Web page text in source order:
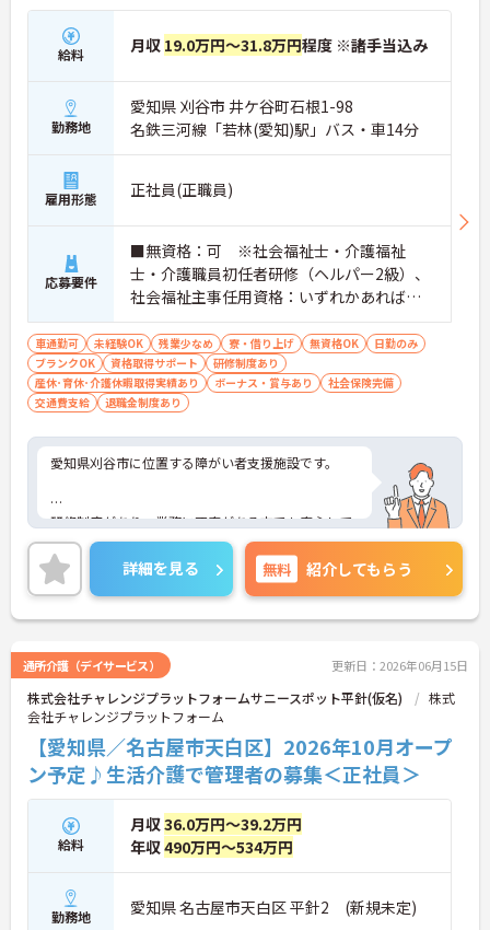
給料 月収 19.0万円～31.8万円程度 ※諸手当込み
勤務地
愛知県 刈谷市 井ケ谷町石根1-98
名鉄三河線「若林(愛知)駅」バス・車14分
雇用形態 正社員(正職員)
応募要件
■無資格：可 ※社会福祉士・介護福祉
士・介護職員初任者研修（ヘルパー2級）、
社会福祉主事任用資格：いずれかあれば尚
可 ■未経験・ブランク：可 ※PCス
キル：Word・Excelの基本的な操作 ■
普通自動車運転免許（AT限定可）
車通勤可 未経験OK 残業少なめ 寮・借り上げ 無資格OK
日勤のみ
ブランクOK
資格取得サポート
研修制度あり
産休･育休･介護休暇取得実績あり
ボーナス・賞与あり
社会保険完備
交通費支給
退職金制度あり
愛知県刈谷市に位置する障がい者支援施設です。
研修制度があり、業務に不安がある方でも安心して
ご勤務いただけます。また、年間休日は114日もあ
り、プライベートを大切にしながらご勤務いただけ
ます。
トをお伝えしますのでお気軽にお問い合わせくださ
いませ。
詳細を見る 無料 紹介してもらう
通所介護（デイサービス） 更新日：2026年06月15日
株式会社チャレンジプラットフォームサニースポット平針(仮名)
株式
会社チャレンジプラットフォーム
【愛知県／名古屋市天白区】2026年10月オープ
ン予定♪生活介護で管理者の募集＜正社員＞
給料
月収36.0万円～39.2万円
年収490万円～534万円
勤務地 愛知県 名古屋市天白区 平針2 (新規未定)